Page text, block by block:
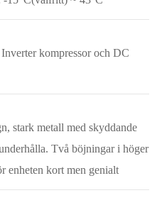
kompressor och DC
stark metall med skyddande
Två böjningar i höger
enheten kort men genialt